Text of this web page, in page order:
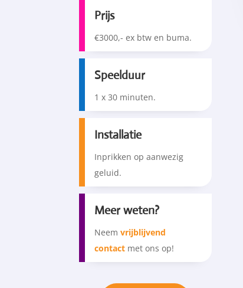
Prijs
€3000,- ex btw en buma.
Speelduur
1 x 30 minuten.
Installatie
Inprikken op aanwezig
geluid.
Meer weten?
Neemvrijblijvend
contact met ons op!